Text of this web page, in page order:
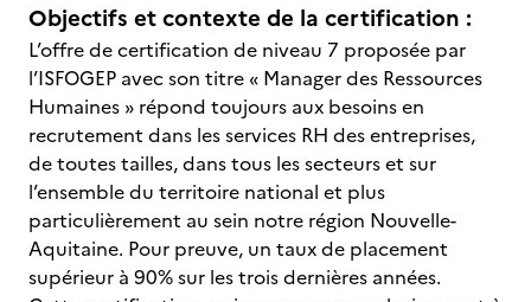
Objectifs et contexte de la certification :
L’offre de certification de niveau 7 proposée par
l’ISFOGEP avec son titre « Manager des Ressources
Humaines » répond toujours aux besoins en
recrutement dans les services RH des entreprises,
de toutes tailles, dans tous les secteurs et sur
l’ensemble du territoire national et plus
particulièrement au sein notre région Nouvelle-
Aquitaine. Pour preuve, un taux de placement
supérieur à 90% sur les trois dernières années.